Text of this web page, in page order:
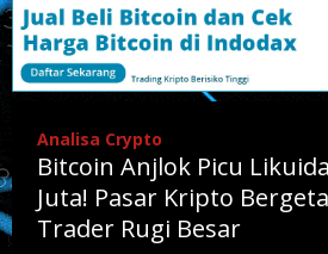
Analisa Crypto
Bitcoin Anjlok Picu
Juta! Pasar Kripto
Trader Rugi Besar